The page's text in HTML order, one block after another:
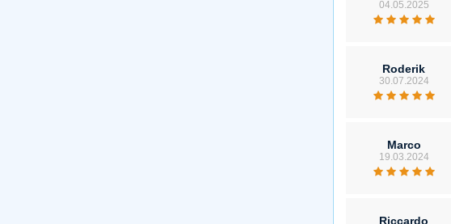
04.05.2025
Roderik
30.07.2024
Marco
19.03.2024
Riccardo